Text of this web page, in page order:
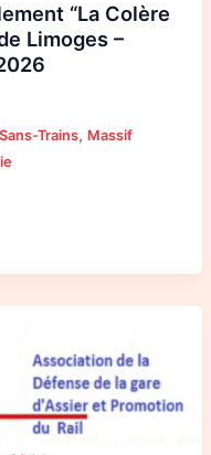
“La Colère
Limoges –
Trains, Massif